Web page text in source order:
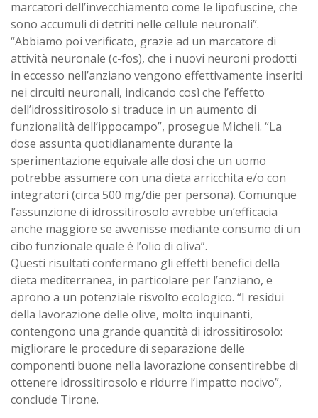
marcatori dell’invecchiamento come le lipofuscine, che
sono accumuli di detriti nelle cellule neuronali”.
“Abbiamo poi verificato, grazie ad un marcatore di
attività neuronale (c-fos), che i nuovi neuroni prodotti
in eccesso nell’anziano vengono effettivamente inseriti
nei circuiti neuronali, indicando così che l’effetto
dell’idrossitirosolo si traduce in un aumento di
funzionalità dell’ippocampo”, prosegue Micheli. “La
dose assunta quotidianamente durante la
sperimentazione equivale alle dosi che un uomo
potrebbe assumere con una dieta arricchita e/o con
integratori (circa 500 mg/die per persona). Comunque
l’assunzione di idrossitirosolo avrebbe un’efficacia
anche maggiore se avvenisse mediante consumo di un
cibo funzionale quale è l’olio di oliva”.
Questi risultati confermano gli effetti benefici della
dieta mediterranea, in particolare per l’anziano, e
aprono a un potenziale risvolto ecologico. “I residui
della lavorazione delle olive, molto inquinanti,
contengono una grande quantità di idrossitirosolo:
migliorare le procedure di separazione delle
componenti buone nella lavorazione consentirebbe di
ottenere idrossitirosolo e ridurre l’impatto nocivo”,
conclude Tirone.